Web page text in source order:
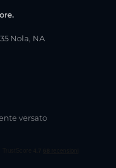
Nola, NA
versato